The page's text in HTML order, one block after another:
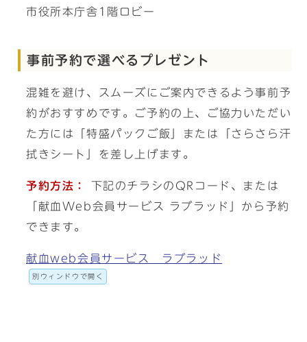
市役所本庁舎1階ロビー
事前予約で選べるプレゼント
混雑を避け、スムーズにご案内できるよう事前予
約がおすすめです。ご予約の上、ご協力いただい
た方には「特盛パックご飯」または「さらさら汗
拭きシート」を差し上げます。
予約方法：
下記のチラシのQRコード、または
「献血Web会員サービス ラブラッド」から予約
できます。
献血web会員サービス ラブラッド
別ウィンドウで開く